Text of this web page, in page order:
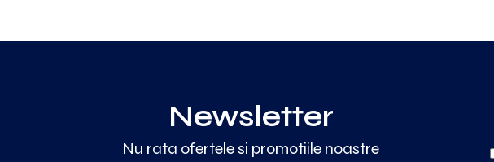
Newsletter
Nu rata ofertele si promotiile noastre